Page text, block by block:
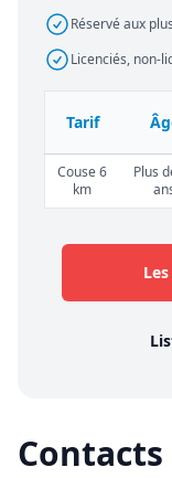
Réservé aux
Licenciés, non-
Tarif
Couse 6
km
Plus
Contacts